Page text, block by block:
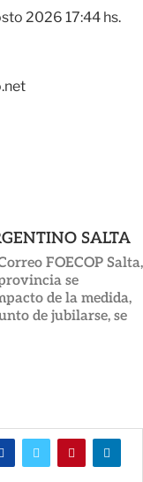
2026 17:44 hs.
SALTA
FOECOP Salta,
se
de la medida,
de jubilarse, se